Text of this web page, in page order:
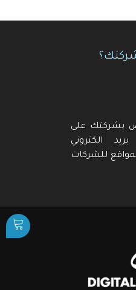
بشركتك على
الكتروني
للشركات